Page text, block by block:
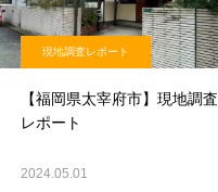
現地調査レポート
【福岡県太宰府市】現地調査
レポート
2024.05.01